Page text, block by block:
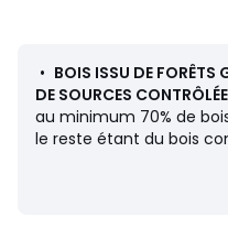
Description
• En MDF plaqué chêne
• Bord biseauté
• BOIS ISSU DE FORÊTS
DE SOURCES
au minimum 70% de
le reste étant du bois